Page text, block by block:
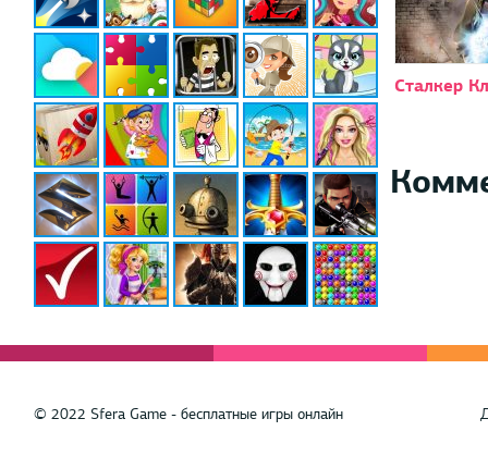
Сталкер
© 2022 Sfera Game - бесплатные игры онлайн